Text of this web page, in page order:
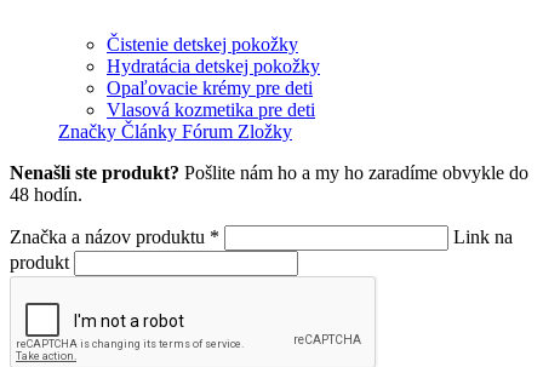
Čistenie detskej pokožky
Hydratácia detskej pokožky
Opaľovacie krémy pre deti
Vlasová kozmetika pre deti
Značky Články Fórum Zložky
Nenašli ste produkt? Pošlite nám ho a my ho zaradíme obvykle do
48 hodín.
Značka a názov produktu *
Link na
produkt